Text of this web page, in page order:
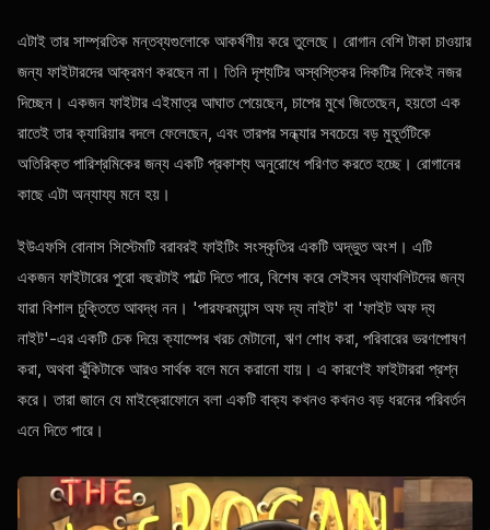
এটাই তার সাম্প্রতিক মন্তব্যগুলোকে আকর্ষণীয় করে তুলেছে। রোগান বেশি টাকা চাওয়ার
জন্য ফাইটারদের আক্রমণ করছেন না। তিনি দৃশ্যটির অস্বস্তিকর দিকটির দিকেই নজর
দিচ্ছেন। একজন ফাইটার এইমাত্র আঘাত পেয়েছেন, চাপের মুখে জিতেছেন, হয়তো এক
রাতেই তার ক্যারিয়ার বদলে ফেলেছেন, এবং তারপর সন্ধ্যার সবচেয়ে বড় মুহূর্তটিকে
অতিরিক্ত পারিশ্রমিকের জন্য একটি প্রকাশ্য অনুরোধে পরিণত করতে হচ্ছে। রোগানের
কাছে এটা অন্যায্য মনে হয়।
ইউএফসি বোনাস সিস্টেমটি বরাবরই ফাইটিং সংস্কৃতির একটি অদ্ভুত অংশ। এটি
একজন ফাইটারের পুরো বছরটাই পাল্টে দিতে পারে, বিশেষ করে সেইসব অ্যাথলিটদের জন্য
যারা বিশাল চুক্তিতে আবদ্ধ নন। 'পারফরম্যান্স অফ দ্য নাইট' বা 'ফাইট অফ দ্য
নাইট'-এর একটি চেক দিয়ে ক্যাম্পের খরচ মেটানো, ঋণ শোধ করা, পরিবারের ভরণপোষণ
করা, অথবা ঝুঁকিটাকে আরও সার্থক বলে মনে করানো যায়। এ কারণেই ফাইটাররা প্রশ্ন
করে। তারা জানে যে মাইক্রোফোনে বলা একটি বাক্য কখনও কখনও বড় ধরনের পরিবর্তন
এনে দিতে পারে।